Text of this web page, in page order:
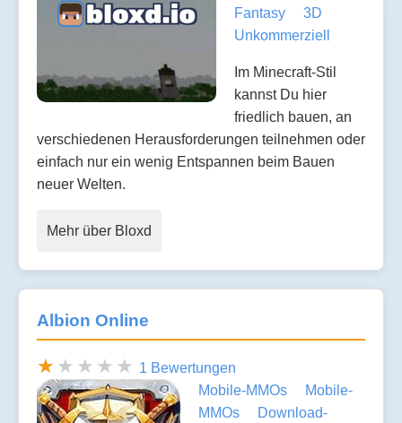
Fantasy
3D
Unkommerziell
Im Minecraft-Stil
kannst Du hier
friedlich bauen, an
verschiedenen Herausforderungen teilnehmen oder
einfach nur ein wenig Entspannen beim Bauen
neuer Welten.
Mehr über Bloxd
Albion Online
1 Bewertungen
Mobile-MMOs
Mobile-
MMOs
Download-